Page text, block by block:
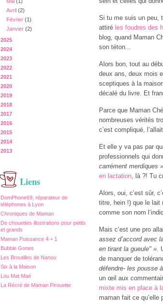
Avril (2)
Février (1)
Janvier (2)
2025
2024
2023
2022
2021
2020
2019
2018
2017
2016
2015
2014
2013
Liens
DomPhone69, réparateur de
téléphones à Lyon
Chroniques de Maman
De chouettes illustrations pour petits
et grands
Maman Puissance 4 + 1
Bubble Gones
Les Broutilles de Nanou
Six à la Maison
Lou Mat Maé
La Récré de Maman Pirouette
Si tu me suis un peu,
attiré les foudres des
blog, quand Maman
son téton...
Alors bon, tout au
deux ans, deux mois
sceptiques à la
décalé du livre. Et
Parce que Maman
nombreuses vérités
c’est compliqué,
Et elle y va pas par
professionnels qui
carrément merdiques
en lactation, là ?! Tu
Alors, oui, c’est sûr,
titre, hein !) que le lait
comme son nom
Mais c’est une pro
assez d’accord avec
en tirant la gueule" ».
de manquer de
défendre- les pousse
un œil aux
mixte mis en place à
maman fait ce qu’elle